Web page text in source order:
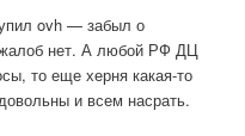
ovh — забыл о
жалоб нет. А любой РФ ДЦ
то еще херня какая-то
и всем насрать.